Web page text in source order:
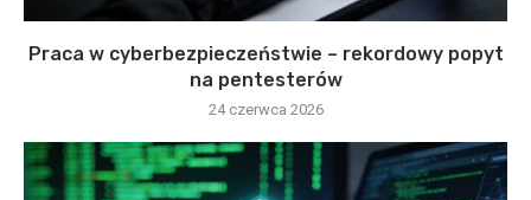
Praca w cyberbezpieczeństwie – rekordowy popyt
na pentesterów
24 czerwca 2026